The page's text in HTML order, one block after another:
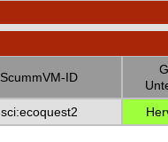
ScummVM-ID
sci:ecoquest2